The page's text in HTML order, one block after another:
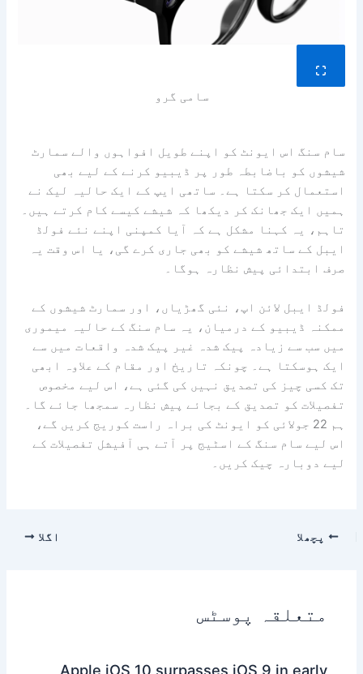
سامی گرو
سام سنگ اس ایونٹ کو اپنے طویل افواہوں والے سمارٹ
شیشوں کو باضابطہ طور پر ڈیبیو کرنے کے لیے بھی
استعمال کر سکتا ہے۔ ساتھی ایپ کے ایک حالیہ لیک نے
ہمیں ایک جھانک کر دیکھا کہ شیشے کیسے کام کرتے ہیں۔
تاہم، یہ کہنا مشکل ہے کہ آیا کمپنی اپنے نئے فولڈ
ایبل کے ساتھ شیشے کو بھی جاری کرے گی، یا اس وقت یہ
صرف ابتدائی پیش نظارہ ہوگا۔
فولڈ ایبل لائن اپ، نئی گھڑیاں، اور سمارٹ شیشوں کے
ممکنہ ڈیبیو کے درمیان، یہ سام سنگ کے حالیہ میموری
میں سب سے زیادہ پیک شدہ غیر پیک شدہ واقعات میں سے
ایک ہوسکتا ہے۔ چونکہ تاریخ اور مقام کے علاوہ ابھی
تک کسی چیز کی تصدیق نہیں کی گئی ہے، اس لیے مخصوص
تفصیلات کو تصدیق کے بجائے پیش نظارہ سمجھا جائے گا۔
ہم 22 جولائی کو ایونٹ کی براہ راست کوریج کریں گے،
اس لیے سام سنگ کے اسٹیج پر آتے ہی آفیشل تفصیلات کے
لیے دوبارہ چیک کریں۔
پچھلا اگلا
متعلقہ پوسٹس
Apple iOS 10 surpasses iOS 9 in early